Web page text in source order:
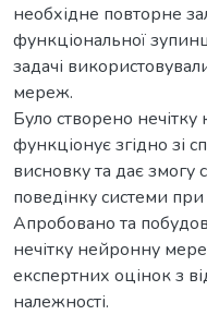
необхідне повторне
функціональної
задачі
мереж.
Було створено нечітку
функціонує згідно зі
висновку та дає змогу
поведінку системи
Апробовано та
нечітку нейронну
експертних оцінок з
належності.